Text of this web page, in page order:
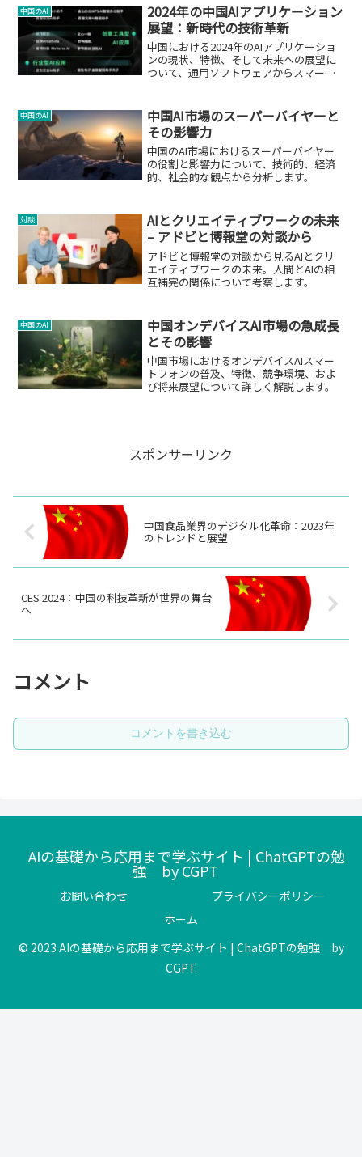
中国のAI
2024年の中国AIアプリケーション
展望：新時代の技術革新
中国における2024年のAIアプリケーショ
ンの現状、特徴、そして未来への展望に
ついて、通用ソフトウェアからスマート
中国のAI
中国AI市場のスーパーバイヤーと
その影響力
中国のAI市場におけるスーパーバイヤー
の役割と影響力について、技術的、経済
的、社会的な観点から分析します。
対談
AIとクリエイティブワークの未来
– アドビと博報堂の対談から
アドビと博報堂の対談から見るAIとクリ
エイティブワークの未来。人間とAIの相
互補完の関係について考察します。
中国のAI
中国オンデバイスAI市場の急成長
とその影響
中国市場におけるオンデバイスAIスマー
トフォンの普及、特徴、競争環境、およ
び将来展望について詳しく解説します。
スポンサーリンク
中国食品業界のデジタル化革命：2023年
のトレンドと展望
CES 2024：中国の科技革新が世界の舞台
へ
コメント
コメントを書き込む
AIの基礎から応用まで学ぶサイト | ChatGPTの勉
強 by CGPT
お問い合わせ
プライバシーポリシー
ホーム
© 2023 AIの基礎から応用まで学ぶサイト | ChatGPTの勉強 by
CGPT.